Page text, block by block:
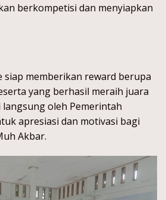
berkompetisi dan menyiapkan
siap memberikan reward berupa
yang berhasil meraih juara
langsung oleh Pemerintah
apresiasi dan motivasi bagi
Akbar.